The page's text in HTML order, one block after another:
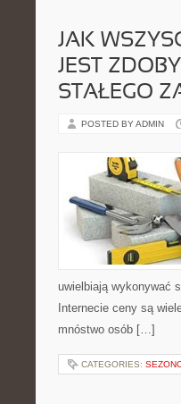
JAK
JEST
STAŁEGO
POSTED BY ADMIN
uwielbiają wykonywać
Internecie ceny są
mnóstwo osób […]
CATEGORIES: